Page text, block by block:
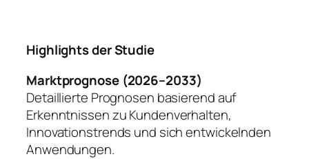
Highlights der Studie
Marktprognose (2026–2033)
Detaillierte Prognosen basierend auf
Erkenntnissen zu Kundenverhalten,
Innovationstrends und sich entwickelnden
Anwendungen.